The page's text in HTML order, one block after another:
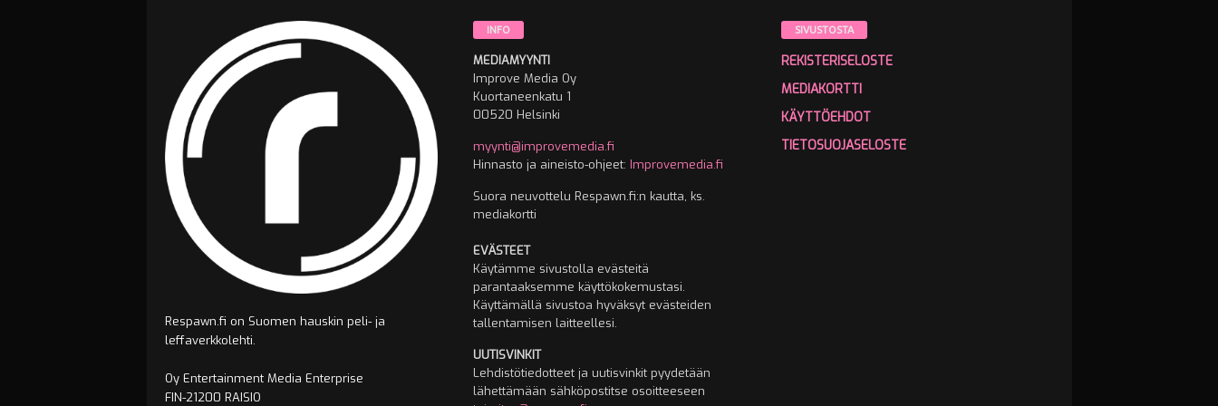
Respawn.fi on Suomen hauskin peli- ja
leffaverkkolehti.
Oy Entertainment Media Enterprise
FIN-21200 RAISIO
INFO
MEDIAMYYNTI
Improve Media Oy
Kuortaneenkatu 1
00520 Helsinki
myynti@improvemedia.fi
Hinnasto ja aineisto-ohjeet: Improvemedia.fi
Suora neuvottelu Respawn.fi:n kautta, ks.
mediakortti
EVÄSTEET
Käytämme sivustolla evästeitä
parantaaksemme käyttökokemustasi.
Käyttämällä sivustoa hyväksyt evästeiden
tallentamisen laitteellesi.
UUTISVINKIT
Lehdistötiedotteet ja uutisvinkit pyydetään
lähettämään sähköpostitse osoitteeseen
SIVUSTOSTA
REKISTERISELOSTE
MEDIAKORTTI
KÄYTTÖEHDOT
TIETOSUOJASELOSTE